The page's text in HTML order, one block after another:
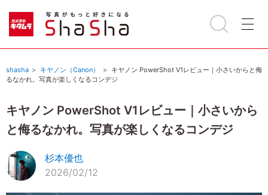
shasha キヤノン（Canon）
キヤノン PowerShot V1レビュー｜小さいからと侮
るなかれ。写真が楽しくなるコンデジ
キヤノン PowerShot V1レビュー｜小さいから
と侮るなかれ。写真が楽しくなるコンデジ
杉本優也
2026/02/12